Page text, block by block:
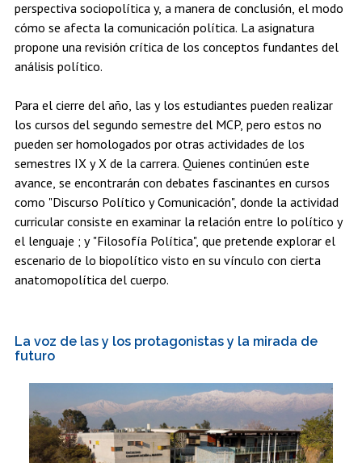
perspectiva sociopolítica y, a manera de conclusión, el modo
cómo se afecta la comunicación política. La asignatura
propone una revisión crítica de los conceptos fundantes del
análisis político.
Para el cierre del año, las y los estudiantes pueden realizar
los cursos del segundo semestre del MCP, pero estos no
pueden ser homologados por otras actividades de los
semestres IX y X de la carrera. Quienes continúen este
avance, se encontrarán con debates fascinantes en cursos
como "Discurso Político y Comunicación", donde la actividad
curricular consiste en examinar la relación entre lo político y
el lenguaje ; y "Filosofía Política", que pretende explorar el
escenario de lo biopolítico visto en su vínculo con cierta
anatomopolítica del cuerpo.
La voz de las y los protagonistas y la mirada de
futuro